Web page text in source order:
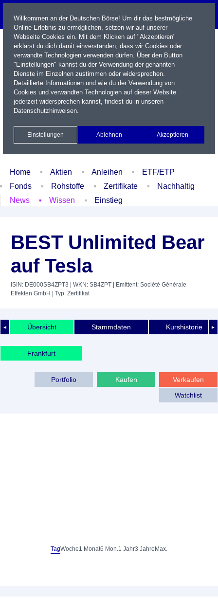
Name / WKN / ISIN / Kürzel
Xetra Realtime
Watchlist Portfolio Login
Home Aktien Anleihen
ETF/ETP
Fonds
Rohstoffe Zertifikate
Nachhaltig
News
Wissen Einstieg
BEST Unlimited Bear
auf Tesla
ISIN: DE000SB4ZPT3 | WKN: SB4ZPT | Emittent: Société Générale
Effekten GmbH
| Typ: Zertifikat
◄ ►
Übersicht Stammdaten Kurshistorie
Frankfurt
Verkaufen
Kaufen
Portfolio
Watchlist
TagWoche1 Monat6 Mon.1 Jahr3 Jahre Max.
Willkommen an der Deutschen Börse! Um dir das bestmögliche
Online-Erlebnis zu ermöglichen, setzen wir auf unserer
Webseite Cookies ein. Mit dem Klicken auf "Akzeptieren"
erklärst du dich damit einverstanden, dass wir Cookies oder
verwandte Technologien verwenden dürfen. Über den Button
"Einstellungen" kannst du der Verwendung der genannten
Dienste im Einzelnen zustimmen oder widersprechen.
Detaillierte Informationen und wie du der Verwendung von
Cookies und verwandten Technologien auf dieser Website
jederzeit widersprechen kannst, findest du in unseren
Datenschutzhinweisen.
Einstellungen Ablehnen Akzeptieren